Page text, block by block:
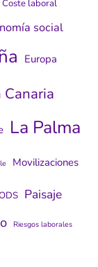
Coste laboral
social
Europa
Canaria
La Palma
Movilizaciones
Paisaje
Riesgos laborales